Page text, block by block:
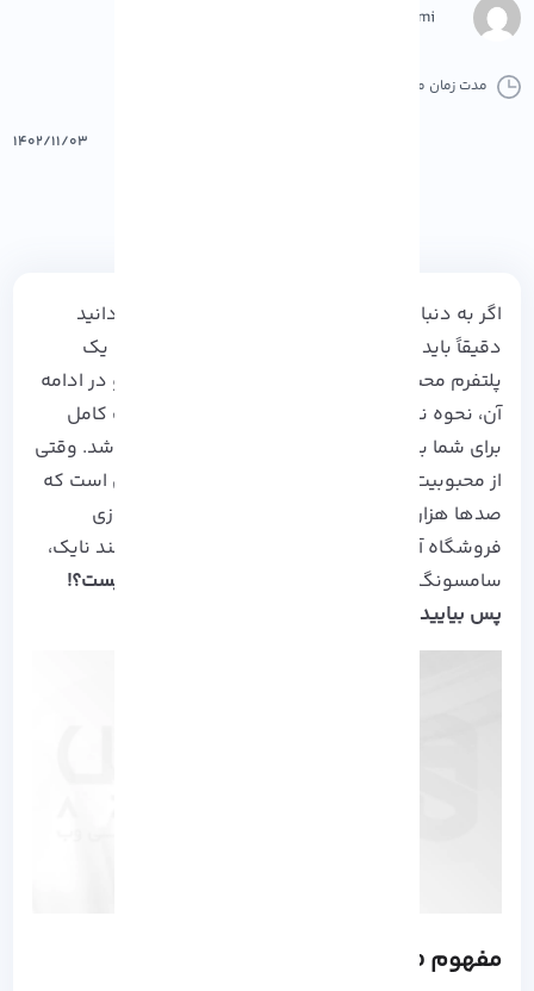
Negar Gerami
مدت زمان مطالعه :
۱۴۰۲/۱۱/۰۳
اگر به دنبال یک تجارت الکترونیک هستید و نمی دانید
دقیقاً باید از کجا شروع کنید، این آموزش شما را با یک
پلتفرم محبوب به نام
آشنا خواهد کرد و در ادامه
آن، نحوه نصب Magento در CentOS 7 را به صورت کامل
برای شما به شیوه
آموزش داده خواهد شد. وقتی
از محبوبیت Magento صحبت می کنم به این دلیل است که
صدها هزار کسب و کار از این منبع باز برای راه اندازی
فروشگاه آنلاین خود از جمله شرکت های بزرگ مانند نایک،
سامسونگ و … استفاده می کنند.
هیجان انگیز نیست؟!
پس بیایید شروع به بررسی کنیم…
مفهوم Magento چیست؟